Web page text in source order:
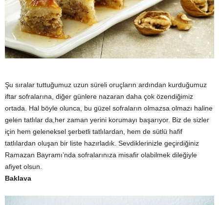
Şu sıralar tuttuğumuz uzun süreli oruçların ardından kurduğumuz
iftar sofralarına, diğer günlere nazaran daha çok özendiğimiz
ortada. Hal böyle olunca, bu güzel sofraların olmazsa olmazı haline
gelen tatlılar da,her zaman yerini korumayı başarıyor. Biz de sizler
için hem geleneksel şerbetli tatlılardan, hem de sütlü hafif
tatlılardan oluşan bir liste hazırladık. Sevdiklerinizle geçirdiğiniz
Ramazan Bayramı’nda sofralarınıza misafir olabilmek dileğiyle
afiyet olsun.
Baklava